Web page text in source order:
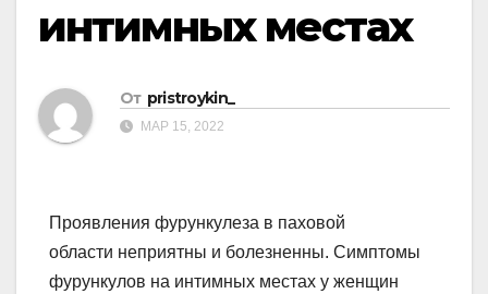
интимных местах
От pristroykin_
МАР 15, 2022
Проявления фурункулеза в паховой
области неприятны и болезненны. Симптомы
фурункулов на интимных местах у женщин